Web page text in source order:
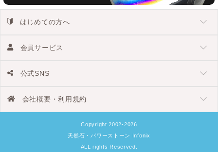
はじめての方へ
会員サービス
公式SNS
会社概要・利用規約
Copyright 2002-2026
天然石・パワーストーン Infonix
ALL rights Reserved.